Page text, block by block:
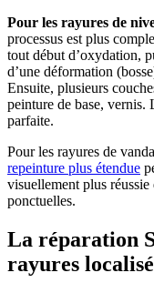
Pour les rayures de
processus est plus
tout début d’oxydation,
d’une déformation
Ensuite, plusieurs
peinture de base,
parfaite.
Pour les rayures de
repeinture plus étendue
visuellement plus
ponctuelles.
La réparation
rayures